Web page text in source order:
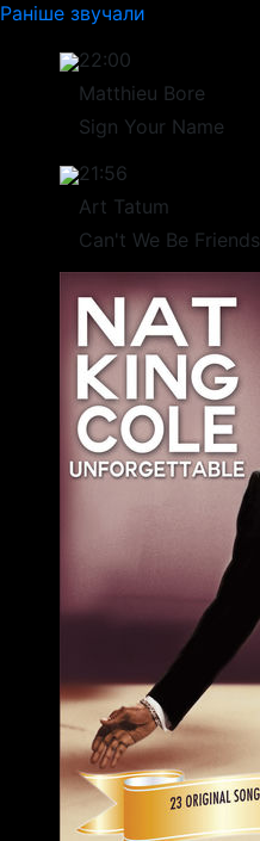
Раніше звучали
22:00
Matthieu Bore
Sign Your Name
21:56
Art Tatum
Can't We Be Friends